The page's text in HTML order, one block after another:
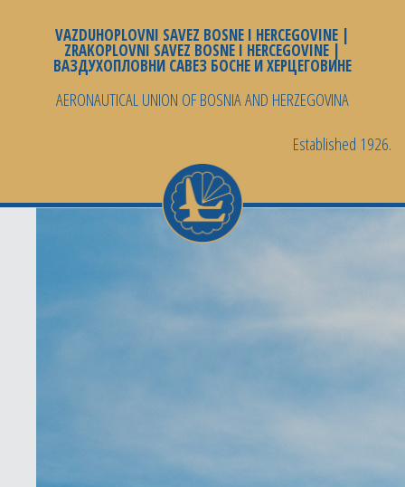
VAZDUHOPLOVNI SAVEZ BOSNE I HERCEGOVINE |
ZRAKOPLOVNI SAVEZ BOSNE I HERCEGOVINE |
ВАЗДУХОПЛОВНИ САВЕЗ БОСНЕ И ХЕРЦЕГОВИНЕ
AERONAUTICAL UNION OF BOSNIA AND HERZEGOVINA
Established 1926.